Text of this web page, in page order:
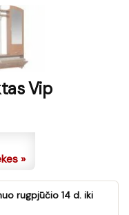
Vip
»
rugpjūčio 14 d. iki